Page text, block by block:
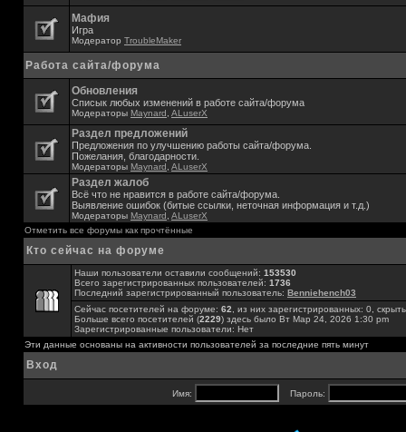
Мафия
Игра
Модератор TroubleMaker
Работа сайта/форума
Обновления
Списык любых изменений в работе сайта/форума
Модераторы Maynard ALuserX
Раздел предложений
Предложения по улучшению работы сайта/форума.
Пожелания, благодарности.
Модераторы Maynard ALuserX
Раздел жалоб
Всё что не нравится в работе сайта/форума.
Выявление ошибок (битые ссылки, неточная информация и т.д.)
Модераторы Maynard ALuserX
Отметить все форумы как прочтённые
Кто сейчас на форуме
Наши пользователи оставили сообщений: 153530
Всего зарегистрированных пользователей: 1736
Последний зарегистрированный пользователь: Benniehench03
Сейчас посетителей на форуме: 62 , из них зарегистрированных: 0,
Больше всего посетителей (2229) здесь было Вт Мар 24, 2026 1:30 pm
Зарегистрированные пользователи: Нет
Эти данные основаны на активности пользователей за последние пять минут
Вход
Имя: Пароль: